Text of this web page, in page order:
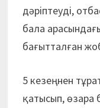
дәріптеуді,
бала
бағытталған
5 кезеңнен
қатысып, өзара